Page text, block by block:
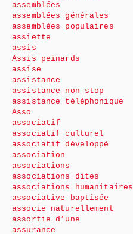
assemblées
assemblées générales
assemblées populaires
assiette
assis
Assis peinards
assise
assistance
assistance non-stop
assistance téléphonique
Asso
associatif
associatif culturel
associatif développé
association
associations
associations dites
associations humanitaires
associative baptisée
associe naturellement
assortie d’une
assurance